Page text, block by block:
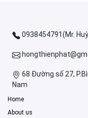
0938454791(Mr.
68 Đường số 27,
Nam
Home
About us